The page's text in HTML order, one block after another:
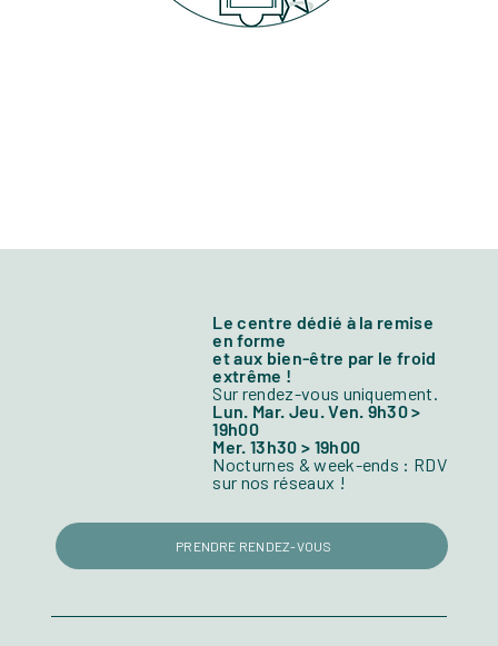
Le centre dédié à la remise
en forme
et aux bien-être par le froid
extrême !
Sur rendez-vous uniquement.
Lun. Mar. Jeu. Ven. 9h30 >
19h00
Mer. 13h30 > 19h00
Nocturnes & week-ends : RDV
sur nos réseaux !
PRENDRE RENDEZ-VOUS